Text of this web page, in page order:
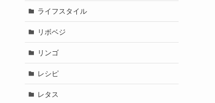
ライフスタイル
リボベジ
リンゴ
レシピ
レタス